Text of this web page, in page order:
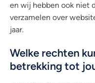
en wij hebben ook niet
verzamelen over
jaar.
Welke rechten
betrekking tot